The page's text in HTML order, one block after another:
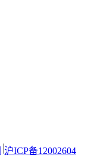
沪ICP备12002604